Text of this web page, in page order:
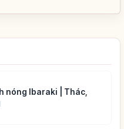
nóng Ibaraki | Thác,